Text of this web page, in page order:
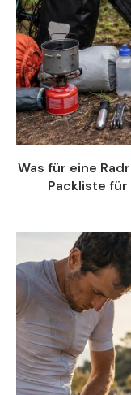
Was für eine
Packliste